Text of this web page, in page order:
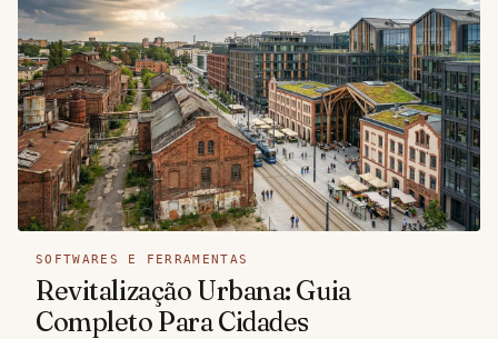
SOFTWARES E FERRAMENTAS
Revitalização Urbana: Guia
Completo Para Cidades